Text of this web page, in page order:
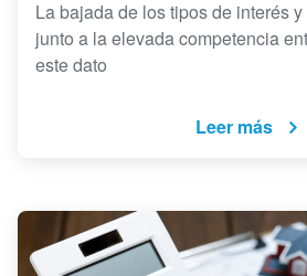
La bajada de los tipos de interés
junto a la elevada competencia
este dato
Leer más